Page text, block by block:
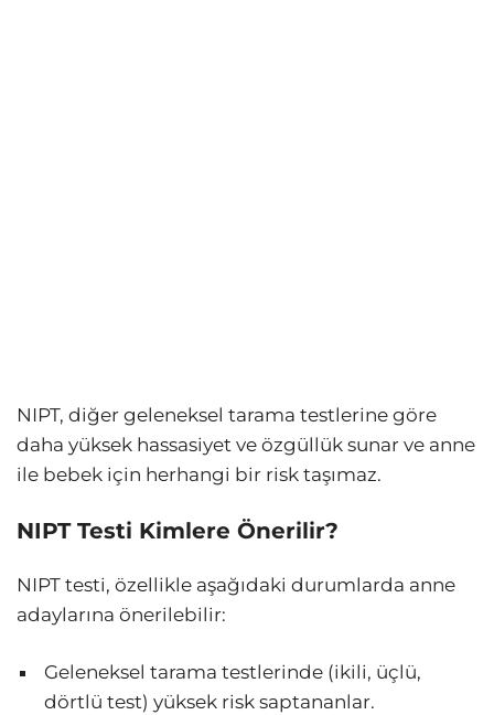
NIPT, diğer geleneksel tarama testlerine göre
daha yüksek hassasiyet ve özgüllük sunar ve anne
ile bebek için herhangi bir risk taşımaz.
NIPT Testi Kimlere Önerilir?
NIPT testi, özellikle aşağıdaki durumlarda anne
adaylarına önerilebilir:
Geleneksel tarama testlerinde (ikili, üçlü,
dörtlü test) yüksek risk saptananlar.